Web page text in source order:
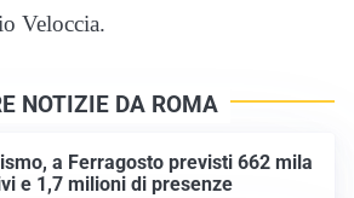
Veloccia.
NOTIZIE DA ROMA
a Ferragosto previsti 662 mila
e 1,7 milioni di presenze